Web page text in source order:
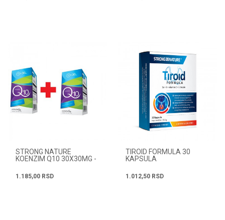
STRONG NATURE
KOENZIM Q10 30X30MG -
1.185,00 RSD
TIROID FORMULA 30
KAPSULA
1.012,50 RSD